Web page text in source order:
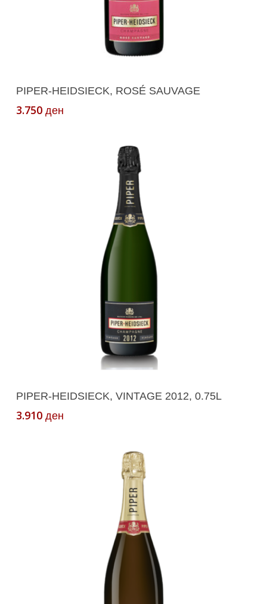
Read More
PIPER-HEIDSIECK, ROSÉ SAUVAGE
3.750 ден
Додади Во Кошничка
PIPER-HEIDSIECK, VINTAGE 2012, 0.75L
3.910 ден